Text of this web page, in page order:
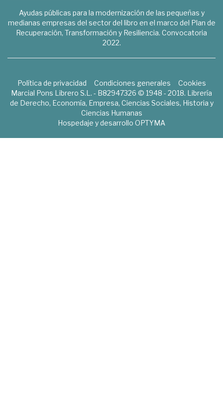
Ayudas públicas para la modernización de las pequeñas y
medianas empresas del sector del libro en el marco del Plan de
Recuperación, Transformación y Resiliencia. Convocatoria
2022.
Política de privacidad Condiciones generales
Cookies
Marcial Pons Librero S.L. - B82947326 © 1948 - 2018. Librería
de Derecho, Economía, Empresa, Ciencias Sociales, Historia y
Ciencias Humanas
Hospedaje y desarrollo OPTYMA